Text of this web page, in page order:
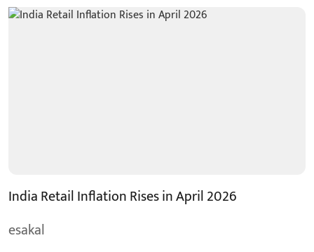
India Retail Inflation Rises in April 2026
esakal